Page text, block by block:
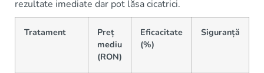
rezultate imediate dar pot lăsa cicatrici.
Tratament
Preț
mediu
(RON)
Eficacitate
(%)
Siguranță